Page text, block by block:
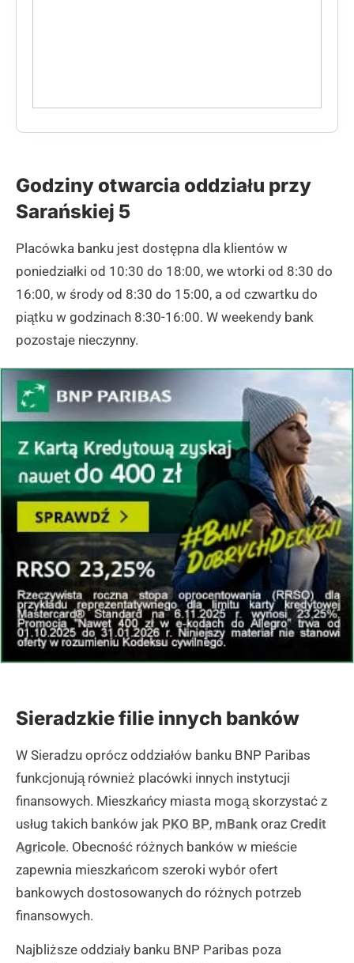
Godziny otwarcia oddziału przy
Sarańskiej 5
Placówka banku jest dostępna dla klientów w
poniedziałki od 10:30 do 18:00, we wtorki od 8:30 do
16:00, w środy od 8:30 do 15:00, a od czwartku do
piątku w godzinach 8:30-16:00. W weekendy bank
pozostaje nieczynny.
Sieradzkie filie innych banków
W Sieradzu oprócz oddziałów banku BNP Paribas
funkcjonują również placówki innych instytucji
finansowych. Mieszkańcy miasta mogą skorzystać z
usług takich banków jak PKO BP, mBank oraz Credit
Agricole. Obecność różnych banków w mieście
zapewnia mieszkańcom szeroki wybór ofert
bankowych dostosowanych do różnych potrzeb
finansowych.
Najbliższe oddziały banku BNP Paribas poza